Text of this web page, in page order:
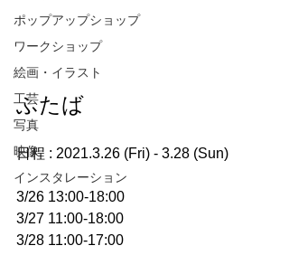
ポップアップショップ
ワークショップ
絵画・イラスト
工芸
写真
映像
インスタレーション
ふたば
日程 : 2021.3.26 (Fri) - 3.28 (Sun)
3/26 13:00-18:00
3/27 11:00-18:00
3/28 11:00-17:00